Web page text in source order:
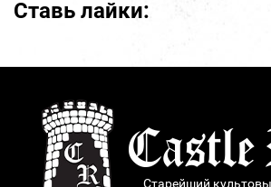
Ставь лайки:
Старейший